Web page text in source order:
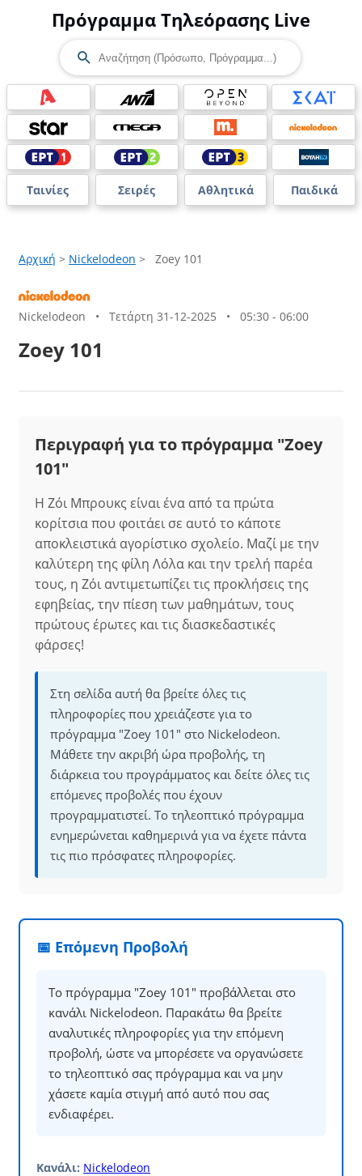
Πρόγραμμα Τηλεόρασης Live
Ταινίες Σειρές Αθλητικά Παιδικά
Αρχική > Nickelodeon > Zoey 101
Nickelodeon • Τετάρτη 31-12-2025 • 05:30 - 06:00
Zoey 101
Περιγραφή για το πρόγραμμα "Zoey
101"
Η Ζόι Μπρουκς είναι ένα από τα πρώτα
κορίτσια που φοιτάει σε αυτό το κάποτε
αποκλειστικά αγορίστικο σχολείο. Μαζί με την
καλύτερη της φίλη Λόλα και την τρελή παρέα
τους, η Ζόι αντιμετωπίζει τις προκλήσεις της
εφηβείας, την πίεση των μαθημάτων, τους
πρώτους έρωτες και τις διασκεδαστικές
φάρσες!
Στη σελίδα αυτή θα βρείτε όλες τις
πληροφορίες που χρειάζεστε για το
πρόγραμμα "Zoey 101" στο Nickelodeon.
Μάθετε την ακριβή ώρα προβολής, τη
διάρκεια του προγράμματος και δείτε όλες τις
επόμενες προβολές που έχουν
προγραμματιστεί. Το τηλεοπτικό πρόγραμμα
ενημερώνεται καθημερινά για να έχετε πάντα
τις πιο πρόσφατες πληροφορίες.
📅 Επόμενη Προβολή
Το πρόγραμμα "Zoey 101" προβάλλεται στο
κανάλι Nickelodeon. Παρακάτω θα βρείτε
αναλυτικές πληροφορίες για την επόμενη
προβολή, ώστε να μπορέσετε να οργανώσετε
το τηλεοπτικό σας πρόγραμμα και να μην
χάσετε καμία στιγμή από αυτό που σας
ενδιαφέρει.
Κανάλι: Nickelodeon